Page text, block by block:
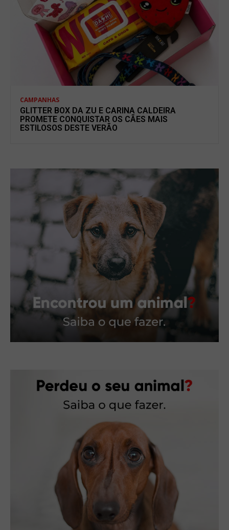
CAMPANHAS
GLITTER BOX DA ZU E CARINA CALDEIRA
PROMETE CONQUISTAR OS CÃES MAIS
ESTILOSOS DESTE VERÃO